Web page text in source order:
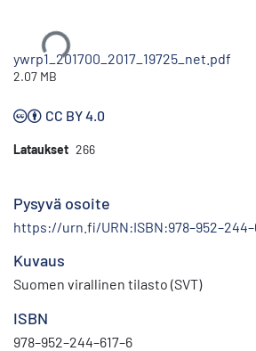
ywrp1_201700_2017_19725_net.pdf
2.07 MB
CC BY 4.0
Lataukset 266
Pysyvä osoite
https://urn.fi/
Kuvaus
Suomen virallinen tilasto (SVT)
ISBN
978–952–244–617–6